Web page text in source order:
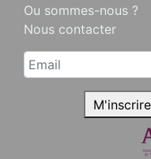
Ou sommes-nous ?
Nous contacter
M'inscrire